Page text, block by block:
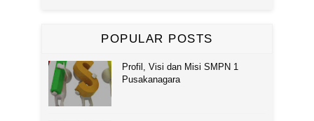
POPULAR POSTS
Profil, Visi dan Misi SMPN 1
Pusakanagara